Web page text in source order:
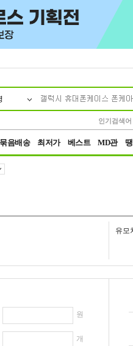
인기검색어
묶음배송 최저가 베스트 MD관
유모
원
개